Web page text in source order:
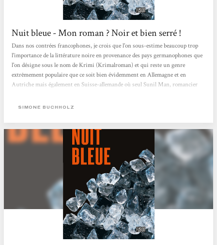
Nuit bleue - Mon roman ? Noir et bien serré !
Dans nos contrées francophones, je crois que l'on sous-estime beaucoup trop
l'importance de la littérature noire en provenance des pays germanophones que
l'on désigne sous le nom de Krimi (Krimalroman) et qui reste un genre
extrêmement populaire que ce soit bien évidemment en Allemagne et en
Autriche mais également en Suisse-allemande où seul Sunil Man, romancier
Kumar qui se débat entre ses origines indiennes et sa nationalité helvétique. En
SIMONE BUCHHOLZ